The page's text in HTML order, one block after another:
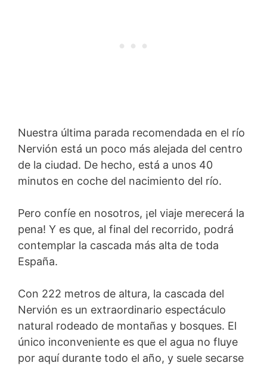
Nuestra última parada recomendada en el río
Nervión está un poco más alejada del centro
de la ciudad. De hecho, está a unos 40
minutos en coche del nacimiento del río.
Pero confíe en nosotros, ¡el viaje merecerá la
pena! Y es que, al final del recorrido, podrá
contemplar la cascada más alta de toda
España.
Con 222 metros de altura, la cascada del
Nervión es un extraordinario espectáculo
natural rodeado de montañas y bosques. El
único inconveniente es que el agua no fluye
por aquí durante todo el año, y suele secarse